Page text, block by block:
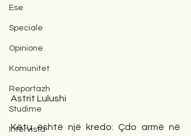
Ese
Speciale
Opinione
Komunitet
Reportazh
Studime
Intervista
Astrit Lulushi
Këtu është një kredo: Çdo armë në